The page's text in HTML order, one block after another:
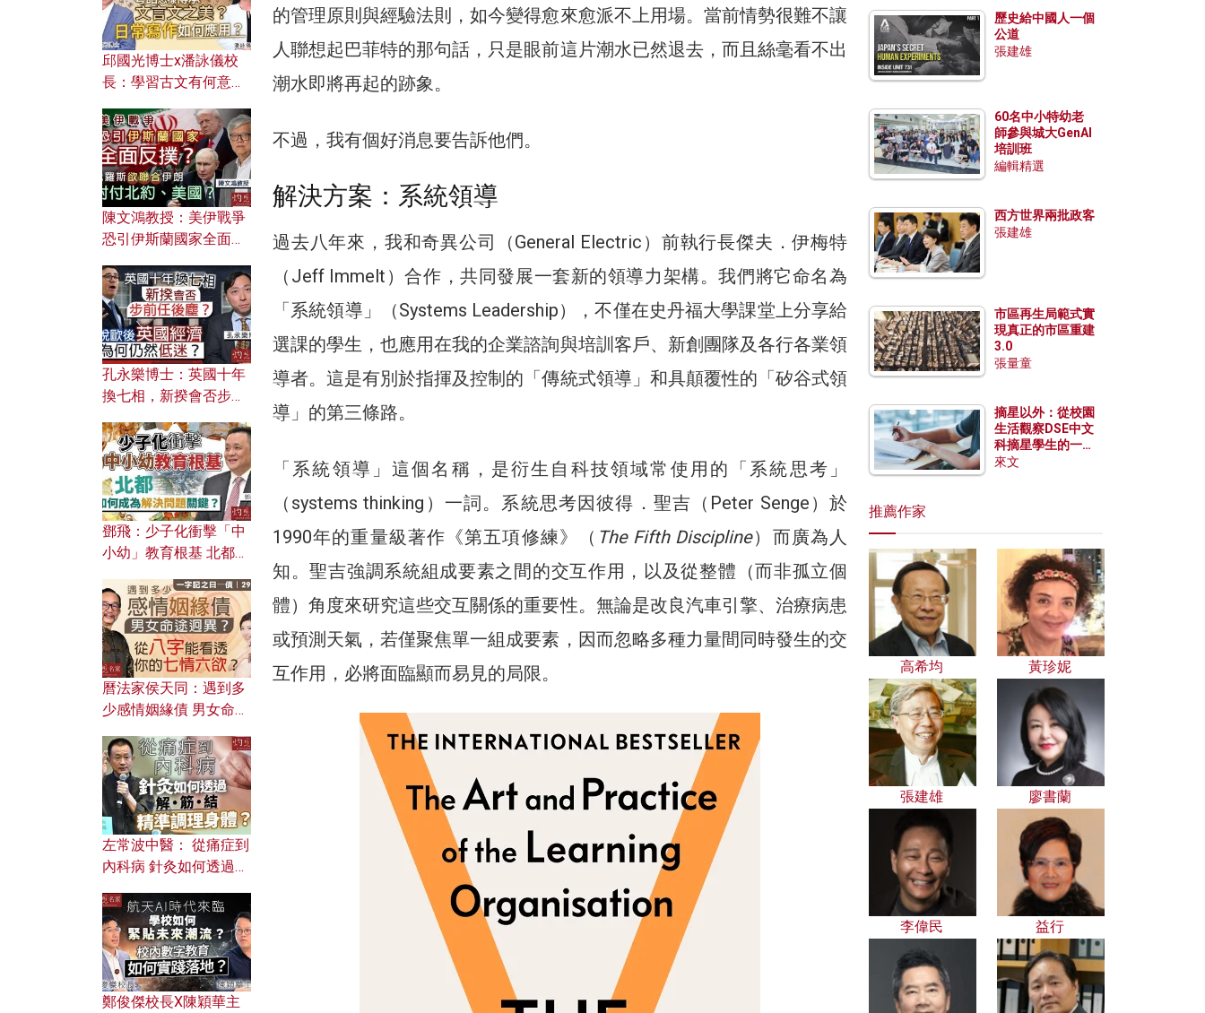
的管理原則與經驗法則，如今變得愈來愈派不上用場。當前情勢很難不讓
人聯想起巴菲特的那句話，只是眼前這片潮水已然退去，而且絲毫看不出
潮水即將再起的跡象。
不過，我有個好消息要告訴他們。
解決方案：系統領導
過去八年來，我和奇異公司（General Electric）前執行長傑夫．伊梅特
（Jeff Immelt）合作，共同發展一套新的領導力架構。我們將它命名為
「系統領導」（Systems Leadership），不僅在史丹福大學課堂上分享給
選課的學生，也應用在我的企業諮詢與培訓客戶、新創團隊及各行各業領
導者。這是有別於指揮及控制的「傳統式領導」和具顛覆性的「矽谷式領
導」的第三條路。
「系統領導」這個名稱，是衍生自科技領域常使用的「系統思考」
（systems thinking）一詞。系統思考因彼得．聖吉（Peter Senge）於
1990年的重量級著作《第五項修練》（ The Fifth Discipline）而廣為人
知。聖吉強調系統組成要素之間的交互作用，以及從整體（而非孤立個
體）角度來研究這些交互關係的重要性。無論是改良汽車引擎、治療病患
或預測天氣，若僅聚焦單一組成要素，因而忽略多種力量間同時發生的交
互作用，必將面臨顯而易見的局限。
邱國光博士x潘詠儀校
長：學習古文有何意
文之美？ 日常寫作如何
應用？
陳文鴻教授：美伊戰爭
恐引伊斯蘭國家全面反
對付北約美國？
孔永樂博士：英國十年
換七相，新揆會否步前
濟為何仍然低迷？
鄧飛：少子化衝擊「中
小幼」教育根基 北都如
曆法家侯天同：遇到多
少感情姻緣債 男女命途
的七情六欲？
左常波中醫： 從痛症到
內科病 針灸如何透過解
鄭俊傑校長X陳穎華主
歷史給中國人一個
公道
張建雄
60名中小特幼老
師參與城大GenAI
培訓班
編輯精選
西方世界兩批政客
張建雄
市區再生局範式實
現真正的市區重建
3.0
張量童
摘星以外：從校園
生活觀察DSE中文
科摘星學生的一點
特質
來文
推薦作家
高希均 黃珍妮
張建雄 廖書蘭
李偉民 益行